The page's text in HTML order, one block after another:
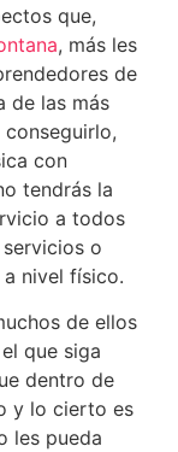
que,
, más les
de
de las más
con
tendrás la
a todos
o
nivel físico.
de ellos
que siga
dentro de
y lo cierto es
les pueda